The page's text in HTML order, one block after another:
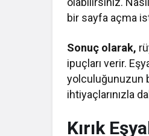
bir sayfa açma
Sonuç olarak,
ipuçları verir.
yolculuğunuzun
ihtiyaçlarınızla
Kırık